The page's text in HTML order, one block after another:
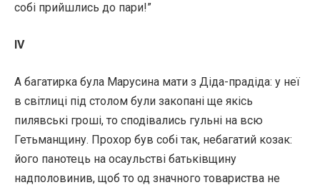
собі прийшлись до пари!”
IV
А багатирка була Марусина мати з Діда-прадіда: у неї
в світлиці під столом були закопані ще якісь
пилявські гроші, то сподівались гульні на всю
Гетьманщину. Прохор був собі так, небагатий козак:
його панотець на осаульстві батьківщину
надполовинив, щоб то од значного товариства не